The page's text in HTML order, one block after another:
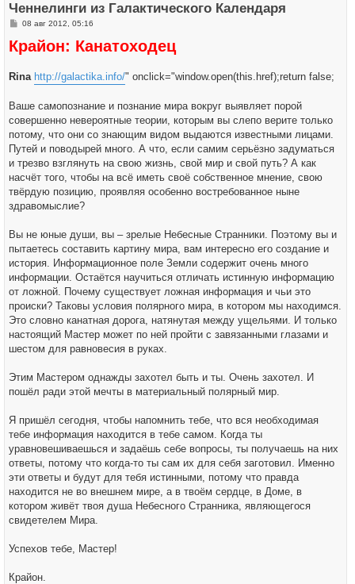
Ченнелинги из Галактического Календаря
С
о
б
н
08 авг 2012, 05:16
Крайон: Канатоходец
Rina http://galactika.info/" onclick="window.open(this.href);return false;
Ваше самопознание и познание мира вокруг выявляет порой
совершенно невероятные теории, которым вы слепо верите только
потому, что они со знающим видом выдаются известными лицами.
Путей и поводырей много. А что, если самим серьёзно задуматься
и трезво взглянуть на свою жизнь, свой мир и свой путь? А как
насчёт того, чтобы на всё иметь своё собственное мнение, свою
твёрдую позицию, проявляя особенно востребованное ныне
здравомыслие?
Вы не юные души, вы – зрелые Небесные Странники. Поэтому вы и
пытаетесь составить картину мира, вам интересно его создание и
история. Информационное поле Земли содержит очень много
информации. Остаётся научиться отличать истинную информацию
от ложной. Почему существует ложная информация и чьи это
происки? Таковы условия полярного мира, в котором мы находимся.
Это словно канатная дорога, натянутая между ущельями. И только
настоящий Мастер может по ней пройти с завязанными глазами и
шестом для равновесия в руках.
Этим Мастером однажды захотел быть и ты. Очень захотел. И
пошёл ради этой мечты в материальный полярный мир.
Я пришёл сегодня, чтобы напомнить тебе, что вся необходимая
тебе информация находится в тебе самом. Когда ты
уравновешиваешься и задаёшь себе вопросы, ты получаешь на них
ответы, потому что когда-то ты сам их для себя заготовил. Именно
эти ответы и будут для тебя истинными, потому что правда
находится не во внешнем мире, а в твоём сердце, в Доме, в
котором живёт твоя душа Небесного Странника, являющегося
свидетелем Мира.
Успехов тебе, Мастер!
Крайон.